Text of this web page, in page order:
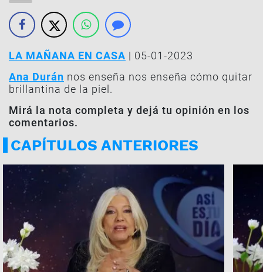
LA MAÑANA EN CASA | 05-01-2023
Ana Durán nos enseña nos enseña cómo quitar
brillantina de la piel.
Mirá la nota completa y dejá tu opinión en los
comentarios.
CAPÍTULOS ANTERIORES